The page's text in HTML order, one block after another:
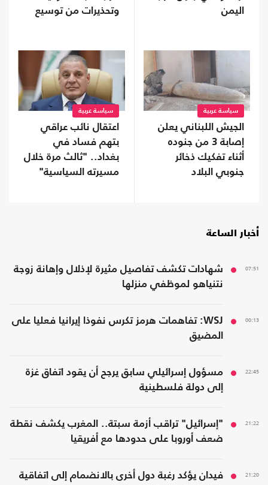
اليمن
وتحذيرات من توسيع
سياسة عربية
الجيش اللبناني يعلن
إصابة 3 من جنوده
أثناء تفكيك ذخائر
جنوبي البلاد
سياسة عربية
اعتقال نائب عراقي
بتهم فساد في
بغداد.. "ثالث مرة خلال
مسيرته السياسية"
أخبار الساعة
07:51
شهادات تكشف تفاصيل مثيرة لإذلال وإهانة زوجة
نتنياهو لموظفي منزلها
00:13
WSJ: تفاهمات هرمز تكرس نفوذا إيرانيا فعليا على
المضيق
22:45
مسؤول إسرائيلي سابق يرجح أن يقود اتفاق غزة
إلى دولة فلسطينية
21:22
"إسرائيل" تراقب أزمة سبتة.. المغرب يكشف نقطة
ضعف أوروبا على حدودها مع أفريقيا
21:20
فيدان يؤكد رغبة دول أخرى بالانضمام إلى اتفاقية